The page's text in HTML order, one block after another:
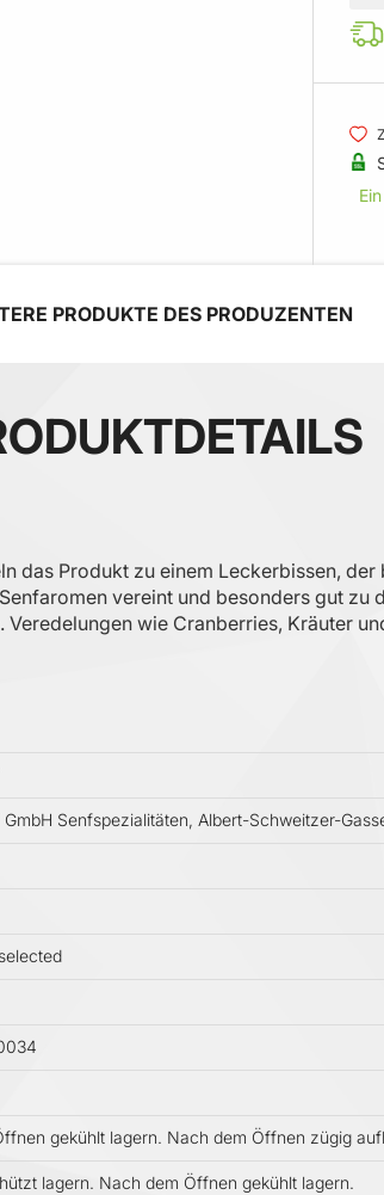
PRODUKTE DES PRODUZENTEN
das Produkt zu einem Leckerbissen,
vereint und besonders gut
wie Cranberries, Kräuter
GmbH Senfspezialitäten, Albert-Schweitzer-
gekühlt lagern. Nach dem Öffnen zügig
lagern. Nach dem Öffnen gekühlt lagern.